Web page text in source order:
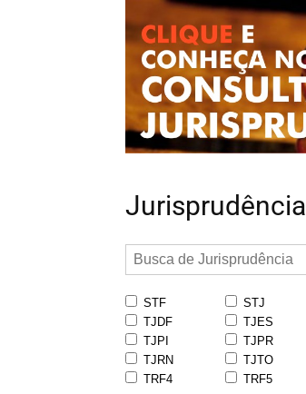
Jurisprudência
STF STJ
TJDF
TJES
TJPI
TJPR
TJRN
TJTO
TRF4
TRF5